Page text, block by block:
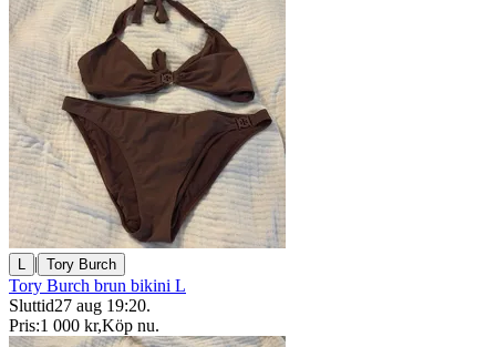
L | Tory Burch
Tory Burch brun bikini L
Sluttid27 aug 19:20.
Pris:1 000 kr,Köp nu.